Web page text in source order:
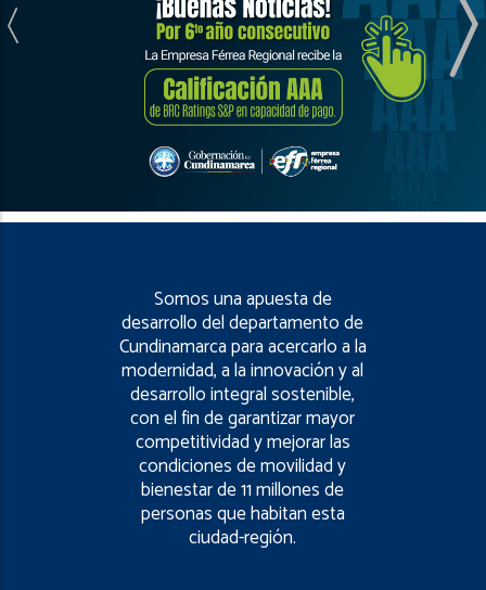
Somos una apuesta de
desarrollo del departamento de
Cundinamarca para acercarlo a la
modernidad, a la innovación y al
desarrollo integral sostenible,
con el fin de garantizar mayor
competitividad y mejorar las
condiciones de movilidad y
bienestar de 11 millones de
personas que habitan esta
ciudad-región.